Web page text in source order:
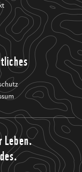
Leben.